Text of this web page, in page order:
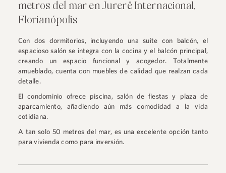
metros del mar en Jurerê Internacional,
Florianópolis
Con dos dormitorios, incluyendo una suite con balcón, el
espacioso salón se integra con la cocina y el balcón principal,
creando un espacio funcional y acogedor. Totalmente
amueblado, cuenta con muebles de calidad que realzan cada
detalle.
El condominio ofrece piscina, salón de fiestas y plaza de
aparcamiento, añadiendo aún más comodidad a la vida
cotidiana.
A tan solo 50 metros del mar, es una excelente opción tanto
para vivienda como para inversión.